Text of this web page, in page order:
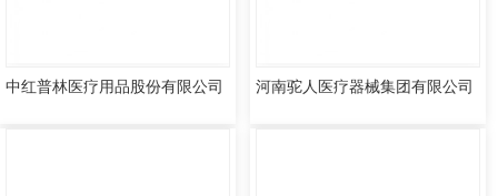
中红普林医疗用品股份有限公司 河南驼人医疗器械集团有限公司